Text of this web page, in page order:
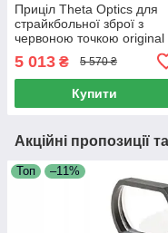
Приціл Theta Optics для
страйкбольної зброї з
червоною точкою original
5 013 ₴ 5 570 ₴
Купити
Акційні пропозиції
Топ –11%